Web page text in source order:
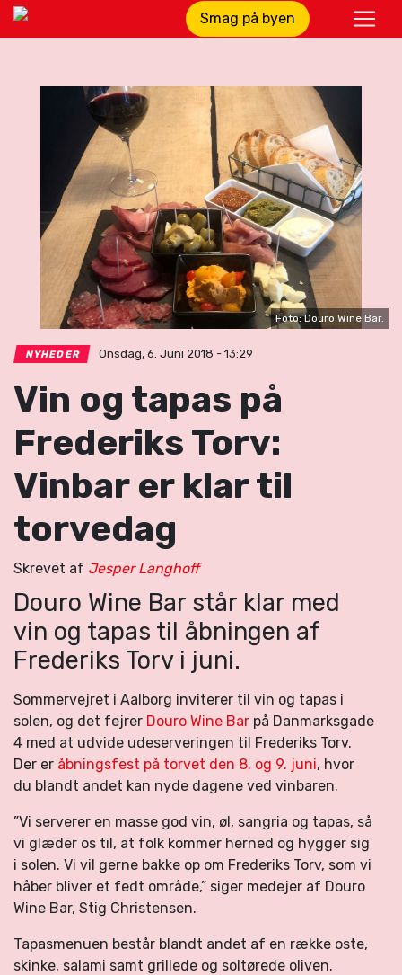
Smag på byen
Foto: Douro Wine Bar.
NYHEDER Onsdag, 6. Juni 2018 - 13:29
Vin og tapas på
Frederiks Torv:
Vinbar er klar til
torvedag
Skrevet af Jesper Langhoff
Douro Wine Bar står klar med
vin og tapas til åbningen af
Frederiks Torv i juni.
Sommervejret i Aalborg inviterer til vin og tapas i
solen, og det fejrer Douro Wine Bar på Danmarksgade
4 med at udvide udeserveringen til Frederiks Torv.
Der er åbningsfest på torvet den 8. og 9. juni, hvor
du blandt andet kan nyde dagene ved vinbaren.
”Vi serverer en masse god vin, øl, sangria og tapas, så
vi glæder os til, at folk kommer herned og hygger sig
i solen. Vi vil gerne bakke op om Frederiks Torv, som vi
håber bliver et fedt område,” siger medejer af Douro
Wine Bar, Stig Christensen.
Tapasmenuen består blandt andet af en række oste,
skinke, salami samt grillede og soltørede oliven.